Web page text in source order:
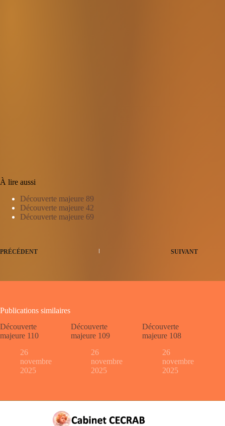
À lire aussi
Découverte majeure 89
Découverte majeure 42
Découverte majeure 69
PRÉCÉDENT SUIVANT
Publications similaires
Découverte
majeure 110
26
novembre
2025
Découverte
majeure 109
26
novembre
2025
Découverte
majeure 108
26
novembre
2025